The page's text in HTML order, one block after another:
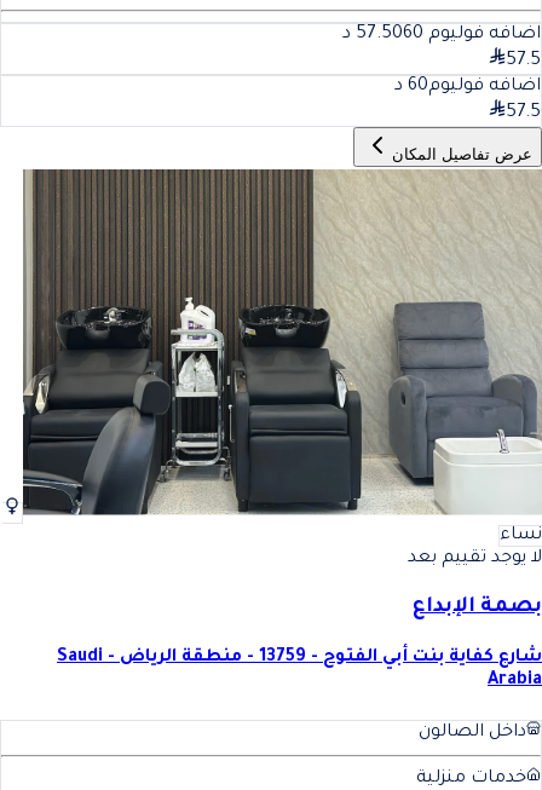
اضافه فوليوم 57.50 60
د
57.5
اضافه فوليوم60 د
57.5
عرض تفاصيل المكان
نساء
لا يوجد تقييم بعد
بصمة الإبداع
شارع كفاية بنت أبي الفتوح - 13759 - منطقة الرياض - Saudi
Arabia
داخل الصالون
خدمات منزلية